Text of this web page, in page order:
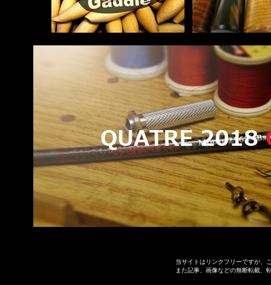
当サイトはリンクフリーですが、
また記事、画像などの無断転載、